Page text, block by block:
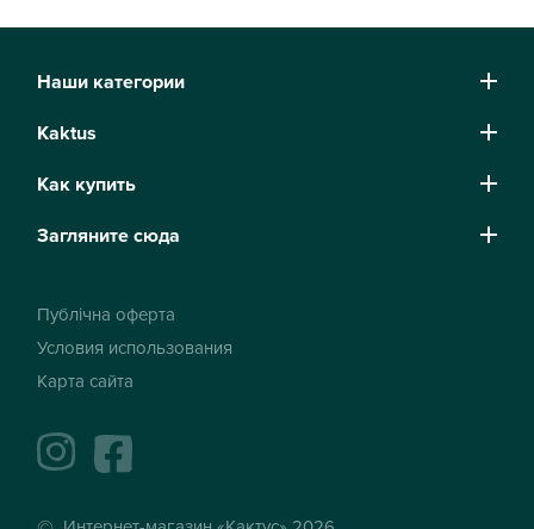
Наши категории
Kaktus
Как купить
Загляните сюда
Публічна оферта
Условия использования
Карта сайта
instagramfacebook